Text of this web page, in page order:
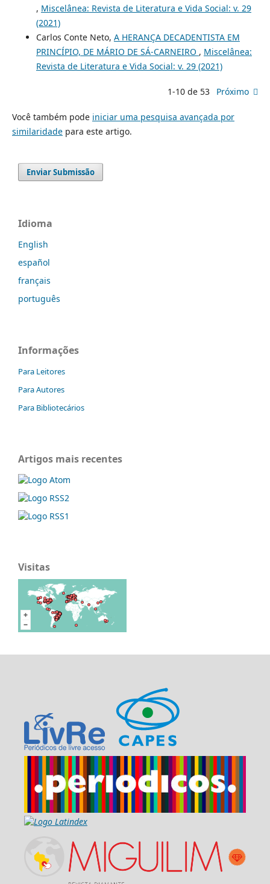
, Miscelânea: Revista de Literatura e Vida Social: v. 29
(2021)
Carlos Conte Neto, A HERANÇA DECADENTISTA EM
PRINCÍPIO, DE MÁRIO DE SÁ-CARNEIRO , Miscelânea:
Revista de Literatura e Vida Social: v. 29 (2021)
1-10 de 53 Próximo
Você também pode iniciar uma pesquisa avançada por
similaridadepara este artigo.
Enviar Submissão
Idioma
English
español
français
português
Informações
Para Leitores
Para Autores
Para Bibliotecários
Artigos mais recentes
Visitas